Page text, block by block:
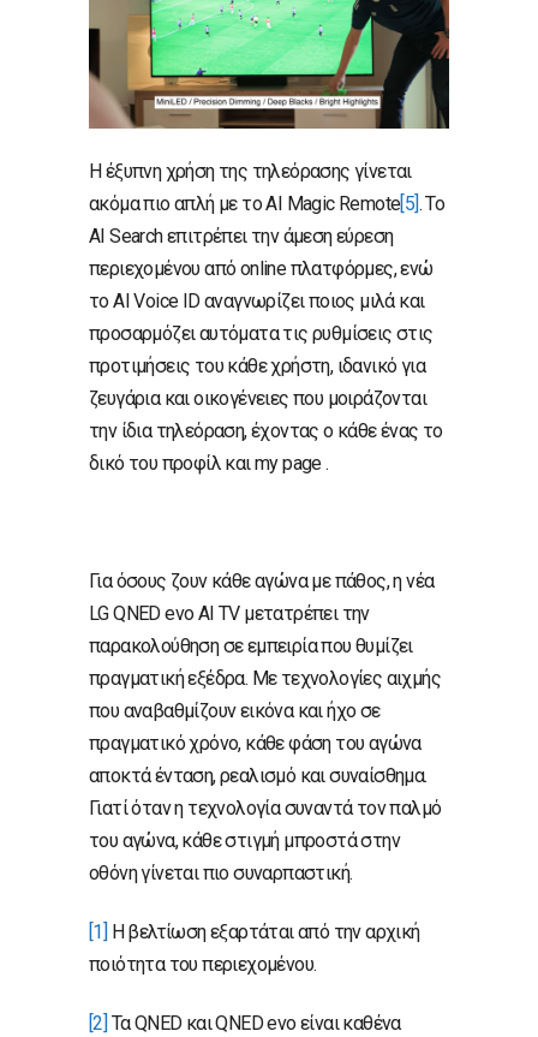
Η έξυπνη χρήση της τηλεόρασης γίνεται
ακόμα πιο απλή με το AI Magic Remote[5]. Το
AI Search επιτρέπει την άμεση εύρεση
περιεχομένου από online πλατφόρμες, ενώ
το AI Voice ID αναγνωρίζει ποιος μιλά και
προσαρμόζει αυτόματα τις ρυθμίσεις στις
προτιμήσεις του κάθε χρήστη, ιδανικό για
ζευγάρια και οικογένειες που μοιράζονται
την ίδια τηλεόραση, έχοντας ο κάθε ένας το
δικό του προφίλ και my page .
Για όσους ζουν κάθε αγώνα με πάθος, η νέα
LG QNED evo AI TV μετατρέπει την
παρακολούθηση σε εμπειρία που θυμίζει
πραγματική εξέδρα. Με τεχνολογίες αιχμής
που αναβαθμίζουν εικόνα και ήχο σε
πραγματικό χρόνο, κάθε φάση του αγώνα
αποκτά ένταση, ρεαλισμό και συναίσθημα.
Γιατί όταν η τεχνολογία συναντά τον παλμό
του αγώνα, κάθε στιγμή μπροστά στην
οθόνη γίνεται πιο συναρπαστική.
[1] Η βελτίωση εξαρτάται από την αρχική
ποιότητα του περιεχομένου.
[2] Τα QNED και QNED evo είναι καθένα